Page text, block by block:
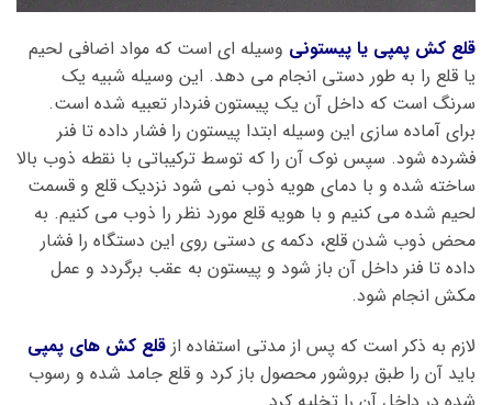
قلع کش پمپی یا پیستونی وسیله ای است که مواد اضافی لحیم
یا قلع را به طور دستی انجام می دهد. این وسیله شبیه یک
سرنگ است که داخل آن یک پیستون فنردار تعبیه شده است.
برای آماده سازی این وسیله ابتدا پیستون را فشار داده تا فنر
فشرده شود. سپس نوک آن را که توسط ترکیباتی با نقطه ذوب بالا
ساخته شده و با دمای هویه ذوب نمی شود نزدیک قلع و قسمت
لحیم شده می کنیم و با هویه قلع مورد نظر را ذوب می کنیم. به
محض ذوب شدن قلع، دکمه ی دستی روی این دستگاه را فشار
داده تا فنر داخل آن باز شود و پیستون به عقب برگردد و عمل
مکش انجام شود.
لازم به ذکر است که پس از مدتی استفاده از قلع کش های پمپی
باید آن را طبق بروشور محصول باز کرد و قلع جامد شده و رسوب